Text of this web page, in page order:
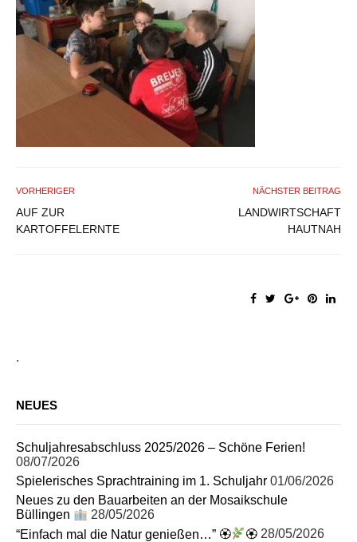
VORHERIGER
AUF ZUR
KARTOFFELERNTE
NÄCHSTER BEITRAG
LANDWIRTSCHAFT
HAUTNAH
.
NEUES
Schuljahresabschluss 2025/2026 – Schöne Ferien!
08/07/2026
Spielerisches Sprachtraining im 1. Schuljahr 01/06/2026
Neues zu den Bauarbeiten an der Mosaikschule
Büllingen
28/05/2026
“Einfach mal die Natur genießen…” 🏵
🏵 28/05/2026